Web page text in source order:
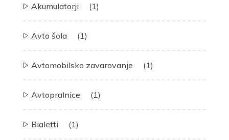
Akumulatorji (1)
Avto šola (1)
Avtomobilsko zavarovanje (1)
Avtopralnice (1)
Bialetti (1)